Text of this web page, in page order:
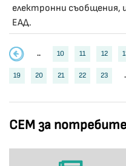
СЕМ за
електронни съобщения,
ЕАД.
.. 10 11 12
19 20 21 22 23